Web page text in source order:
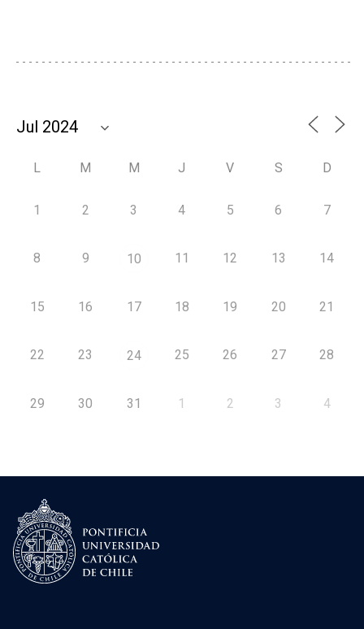
L M M J V S D
1 2 3 4 5 6 7
8 9 10 11 12 13 14
15 16 17 18 19 20 21
22 23 24 25 26 27 28
29 30 31 1 2 3 4